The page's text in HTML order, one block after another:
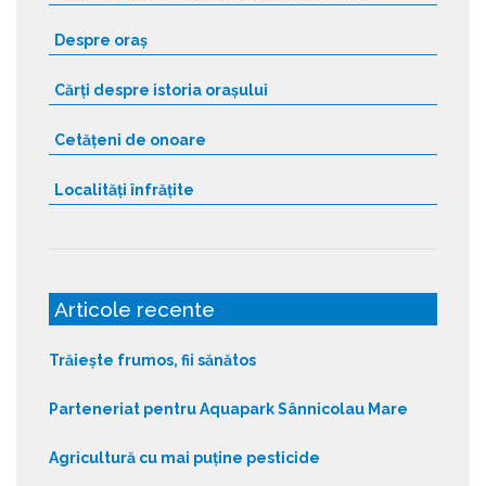
Despre oraș
Cărți despre istoria orașului
Cetățeni de onoare
Localități înfrățite
Articole recente
Trăiește frumos, fii sănătos
Parteneriat pentru Aquapark Sânnicolau Mare
Agricultură cu mai puține pesticide